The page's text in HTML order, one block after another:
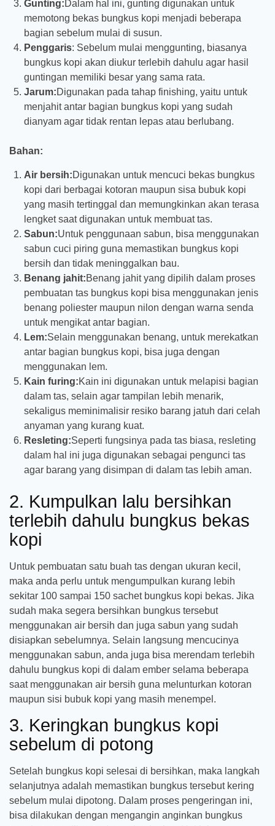
Gunting: Dalam hal ini, gunting digunakan untuk
memotong bekas bungkus kopi menjadi beberapa
bagian sebelum mulai di susun.
Penggaris: Sebelum mulai menggunting, biasanya
bungkus kopi akan diukur terlebih dahulu agar hasil
guntingan memiliki besar yang sama rata.
Jarum:Digunakan pada tahap finishing, yaitu untuk
menjahit antar bagian bungkus kopi yang sudah
dianyam agar tidak rentan lepas atau berlubang.
Bahan:
Air bersih:Digunakan untuk mencuci bekas bungkus
kopi dari berbagai kotoran maupun sisa bubuk kopi
yang masih tertinggal dan memungkinkan akan terasa
lengket saat digunakan untuk membuat tas.
Sabun:Untuk penggunaan sabun, bisa menggunakan
sabun cuci piring guna memastikan bungkus kopi
bersih dan tidak meninggalkan bau.
Benang jahit:Benang jahit yang dipilih dalam proses
pembuatan tas bungkus kopi bisa menggunakan jenis
benang poliester maupun nilon dengan warna senda
untuk mengikat antar bagian.
Lem:Selain menggunakan benang, untuk merekatkan
antar bagian bungkus kopi, bisa juga dengan
menggunakan lem.
Kain furing:Kain ini digunakan untuk melapisi bagian
dalam tas, selain agar tampilan lebih menarik,
sekaligus meminimalisir resiko barang jatuh dari celah
anyaman yang kurang kuat.
Resleting:Seperti fungsinya pada tas biasa, resleting
dalam hal ini juga digunakan sebagai pengunci tas
agar barang yang disimpan di dalam tas lebih aman.
2. Kumpulkan lalu bersihkan
terlebih dahulu bungkus bekas
kopi
Untuk pembuatan satu buah tas dengan ukuran kecil,
maka anda perlu untuk mengumpulkan kurang lebih
sekitar 100 sampai 150 sachet bungkus kopi bekas. Jika
sudah maka segera bersihkan bungkus tersebut
menggunakan air bersih dan juga sabun yang sudah
disiapkan sebelumnya. Selain langsung mencucinya
menggunakan sabun, anda juga bisa merendam terlebih
dahulu bungkus kopi di dalam ember selama beberapa
saat menggunakan air bersih guna melunturkan kotoran
maupun sisi bubuk kopi yang masih menempel.
3. Keringkan bungkus kopi
sebelum di potong
Setelah bungkus kopi selesai di bersihkan, maka langkah
selanjutnya adalah memastikan bungkus tersebut kering
sebelum mulai dipotong. Dalam proses pengeringan ini,
bisa dilakukan dengan mengangin anginkan bungkus